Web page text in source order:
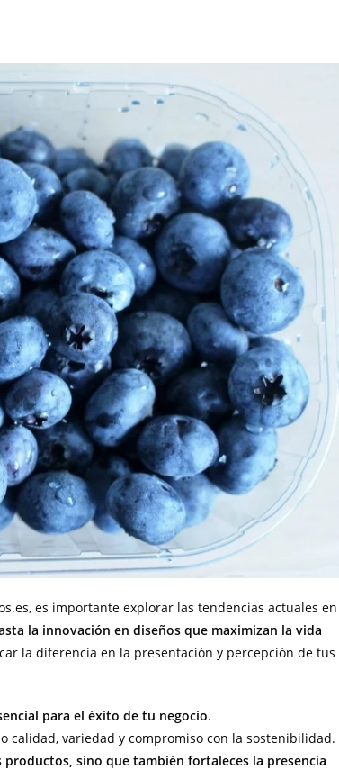
es importante explorar las tendencias actuales en
la innovación en diseños que maximizan la vida
la diferencia en la presentación y percepción de tus
para el éxito de tu negocio.
calidad, variedad y compromiso con la sostenibilidad.
sino que también fortaleces la presencia